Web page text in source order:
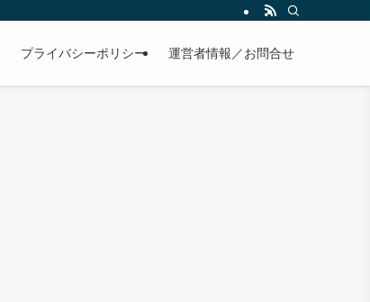
プライバシーポリシー 運営者情報／お問合せ